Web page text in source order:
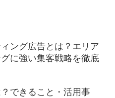
ング広告とは？エリア
に強い集客戦略を徹底
できること・活用事